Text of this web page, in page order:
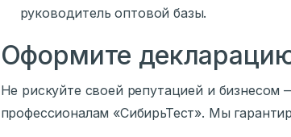
руководитель оптовой базы.
Оформите
Не рискуйте своей репутацией и бизнесом
профессионалам «СибирьТест». Мы